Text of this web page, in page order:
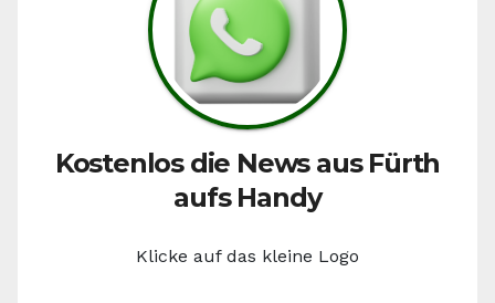
Kostenlos die News aus Fürth
aufs Handy
Klicke auf das kleine Logo